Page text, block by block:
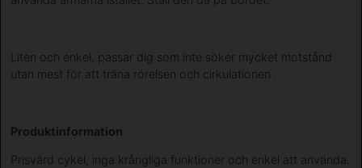
Liten och enkel, passar dig som inte söker mycket motstånd
utan mest för att träna rörelsen och cirkulationen .
Produktinformation
Prisvärd cykel, inga krångliga funktioner och enkel att använda.